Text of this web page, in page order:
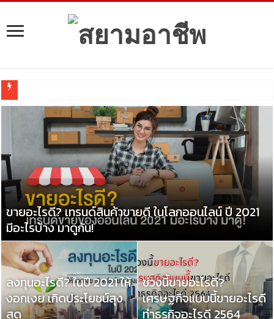
ขายอะไรดี? เทรนด์สินค้าขายดี ในโลกออนไลน์ ปี 2021
มีอะไรบ้าง มาดูกัน!
ลงทุนอะไรดี? ในปี 2021 ให้
งอกเงย เกิดประโยชน์สุง
สุด
ช่วงนี้ขายอะไรดี?
เศรษฐกิจแบบนี้ขายอะไรดี
ทำธุรกิจอะไรดี 2564